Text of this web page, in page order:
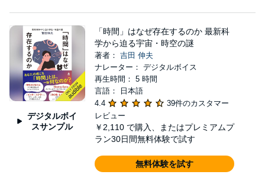
デジタルボイ
スサンプル
「時間」はなぜ存在するのか 最新科
学から迫る宇宙・時空の謎
著者： 吉田 伸夫
ナレーター： デジタルボイス
再生時間： 5 時間
言語： 日本語
4.4
39件のカスタマー
レビュー
￥2,110 で購入、またはプレミアムプ
ラン30日間無料体験で試す
無料体験を試す